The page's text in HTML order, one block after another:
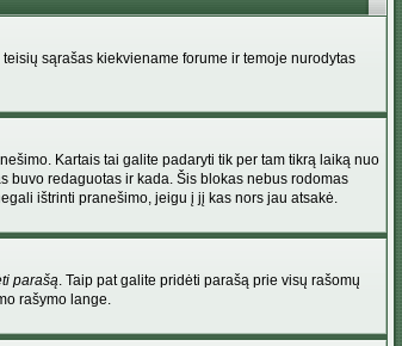
sąrašas kiekviename forume ir temoje nurodytas
Kartais tai galite padaryti tik per tam tikrą laiką nuo
buvo redaguotas ir kada. Šis blokas nebus rodomas
ištrinti pranešimo, jeigu į jį kas nors jau atsakė.
parašą. Taip pat galite pridėti parašą prie visų rašomų
rašymo lange.